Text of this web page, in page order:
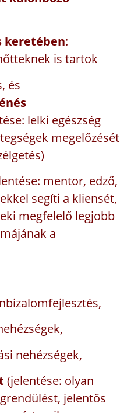
keretében:
is tartok
és
lelki egészség
megelőzését
mentor, edző,
segíti a kliensét,
megfelelő legjobb
a
(jelentése: olyan
jelentős